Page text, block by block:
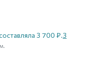
3 700 ₽.3